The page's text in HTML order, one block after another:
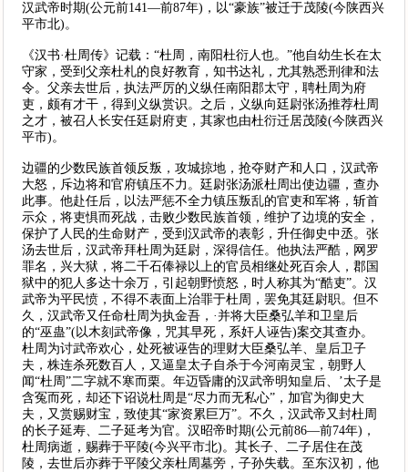
汉武帝时期(公元前141—前87年)，以“豪族”被迁于茂陵(今陕西兴
平市北)。
《汉书·杜周传》记载：“杜周，南阳杜衍人也。”他自幼生长在太
守家，受到父亲杜札的良好教育，知书达礼，尤其熟悉刑律和法
令。父亲去世后，执法严厉的义纵任南阳郡太守，聘杜周为府
吏，颇有才干，得到义纵赏识。之后，义纵向廷尉张汤推荐杜周
之才，被召人长安任廷尉府吏，其家也由杜衍迁居茂陵(今陕西兴
平市)。
边疆的少数民族首领反叛，攻城掠地，抢夺财产和人口，汉武帝
大怒，斥边将和官府镇压不力。廷尉张汤派杜周出使边疆，查办
此事。他赴任后，以法严惩不全力镇压叛乱的官吏和军将，斩首
示众，将吏惧而死战，击败少数民族首领，维护了边境的安全，
保护了人民的生命财产，受到汉武帝的表彰，升任御史中丞。张
汤去世后，汉武帝拜杜周为廷尉，深得信任。他执法严酷，网罗
罪名，兴大狱，将二千石俸禄以上的官员相继处死百余人，郡国
狱中的犯人多达十余万，引起朝野愤怒，时人称其为“酷吏”。汉
武帝为平民愤，不得不表面上治罪于杜周，罢免其廷尉职。但不
久，汉武帝又任命杜周为执金吾，·并将大臣桑弘羊和卫皇后
的“巫蛊”(以木刻武帝像，咒其早死，系奸人诬告)案交其查办。
杜周为讨武帝欢心，处死被诬告的理财大臣桑弘羊、皇后卫子
夫，株连杀死数百人，又逼皇太子自杀于今河南灵宝，朝野人
闻“杜周”二字就不寒而栗。年迈昏庸的汉武帝明知皇后、’太子是
含冤而死，却还下诏说杜周是“尽力而无私心”，加官为御史大
夫，又赏赐财宝，致使其“家资累巨万”。不久，汉武帝又封杜周
的长子延寿、二子延考为官。汉昭帝时期(公元前86—前74年)，
杜周病逝，赐葬于平陵(今兴平市北)。其长子、二子居住在茂
陵，去世后亦葬于平陵父亲杜周墓旁，子孙失载。至东汉初，他